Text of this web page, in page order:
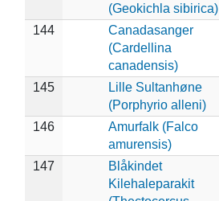
(Geokichla sibirica)
144
Canadasanger
(Cardellina
canadensis)
145
Lille Sultanhøne
(Porphyrio alleni)
146
Amurfalk (Falco
amurensis)
147
Blåkindet
Kilehaleparakit